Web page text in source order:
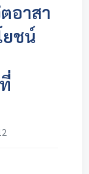
อาสา
ยชน์